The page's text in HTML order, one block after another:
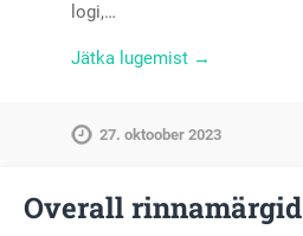
logi,…
Jätka lugemist →
27. oktoober 2023
Overall rinnamärgid